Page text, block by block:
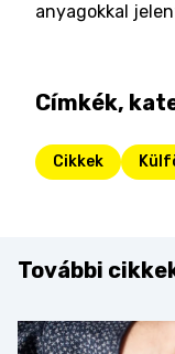
anyagokkal
Címkék,
Cikkek
További